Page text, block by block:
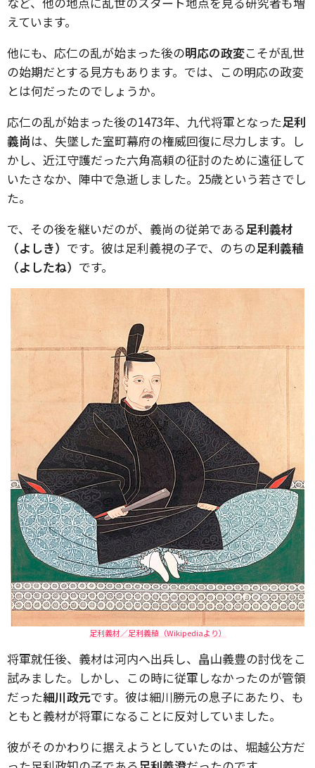
えています。
他にも、応仁の乱が始まった後の明応の政変こそが乱世
の始期だとする見方もあります。では、この明応の政変
とは何だったのでしょうか。
応仁の乱が始まった後の1473年、九代将軍となった足利
義尚は、失墜した室町幕府の権威回復に尽力します。し
かし、近江守護だった六角高頼の征討のために遠征して
いたさなか、陣中で急逝しました。25歳という若さでし
た。
で、その後を継いだのが、義尚の従弟である足利義材
（よしき） です。彼は足利義視の子で、のちの足利義稙
（よしたね） です。
足利義材／足利義稙（Wikipediaより）
将軍就任後、義材は河内へ出兵し、畠山義豊の討伐をこ
試みました。しかし、この時に従軍しなかったのが管領
だった細川政元です。彼は細川勝元の息子にあたり、も
ともと義材が将軍になることに反対していました。
彼がそのかわりに据えようとしていたのは、堀越公方だ